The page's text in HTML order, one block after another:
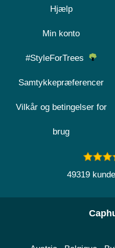
Hjælp
Min konto
#StyleForTrees
Samtykkepræferencer
Vilkår og betingelser for
brug
49319